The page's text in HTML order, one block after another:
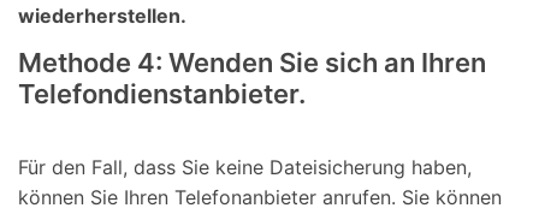
wiederherstellen.
Methode 4: Wenden Sie sich an Ihren
Telefondienstanbieter.
Für den Fall, dass Sie keine Dateisicherung haben,
können Sie Ihren Telefonanbieter anrufen. Sie können